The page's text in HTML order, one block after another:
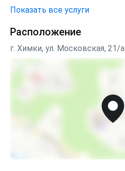
Показать все услуги
Расположение
г. Химки, ул. Московская, 21/а